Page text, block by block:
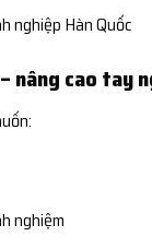
nghiệp Hàn Quốc
nâng cao tay
nghiệm